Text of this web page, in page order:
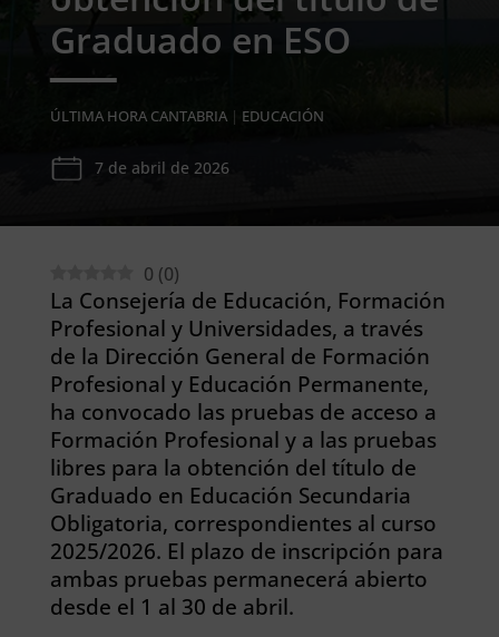
Graduado en ESO
ÚLTIMA HORA CANTABRIA| EDUCACIÓN
7 de abril de 2026
0 (0)
La Consejería de Educación, Formación
Profesional y Universidades, a través
de la Dirección General de Formación
Profesional y Educación Permanente,
ha convocado las pruebas de acceso a
Formación Profesional y a las pruebas
libres para la obtención del título de
Graduado en Educación Secundaria
Obligatoria, correspondientes al curso
2025/2026. El plazo de inscripción para
ambas pruebas permanecerá abierto
desde el 1 al 30 de abril.